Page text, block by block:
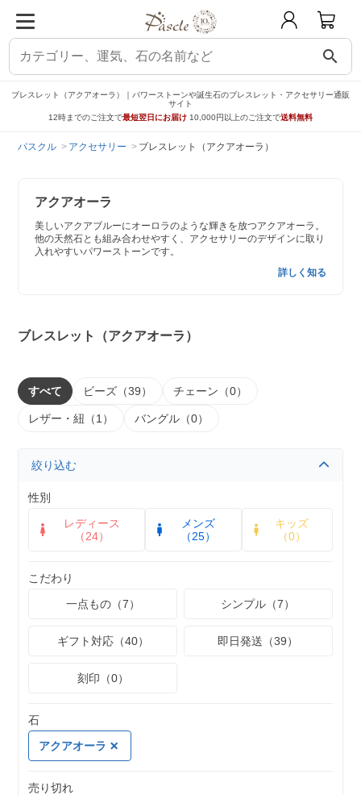
search
ブレスレット（アクアオーラ）｜パワーストーンや誕生石のブレスレット・アクセサリー通販
サイト
12時までのご注文で最短翌日にお届け 10,000円以上のご注文で送料無料
パスクル アクセサリー ブレスレット（アクアオーラ）
アクアオーラ
美しいアクアブルーにオーロラのような輝きを放つアクアオーラ。
他の天然石とも組み合わせやすく、アクセサリーのデザインに取り
入れやすいパワーストーンです。
詳しく知る
ブレスレット（アクアオーラ）
すべて ビーズ（39） チェーン（0）
レザー・紐（1） バングル（0）
絞り込む
性別
レディース
（24）
メンズ
（25）
キッズ
（0）
こだわり
一点もの（7）
シンプル（7）
ギフト対応（40） 即日発送（39）
刻印（0）
石
アクアオーラ
売り切れ